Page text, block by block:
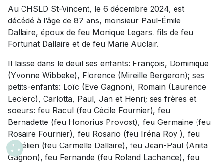
Au CHSLD St-Vincent, le 6 décembre 2024, est
décédé à l’âge de 87 ans, monsieur Paul-Émile
Dallaire, époux de feu Monique Legars, fils de feu
Fortunat Dallaire et de feu Marie Auclair.
Il laisse dans le deuil ses enfants: François, Dominique
(Yvonne Wibbeke), Florence (Mireille Bergeron); ses
petits-enfants: Loïc (Eve Gagnon), Romain (Laurence
Leclerc), Carlotta, Paul, Jan et Henri; ses frères et
soeurs: feu Raoul (feu Cécile Fournier), feu
Bernadette (feu Honorius Provost), feu Germaine (feu
Rosaire Fournier), feu Rosario (feu Iréna Roy ), feu
Aurélien (feu Carmelle Dallaire), feu Jean-Paul (Anita
Gagnon), feu Fernande (feu Roland Lachance), feu